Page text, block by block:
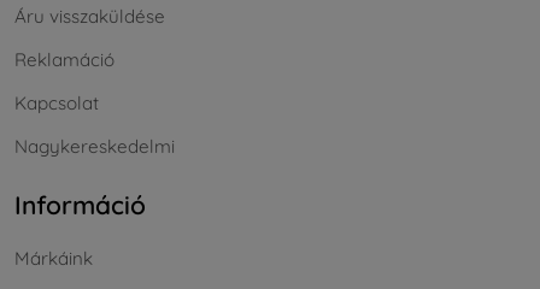
Áru visszaküldése
Reklamáció
Kapcsolat
Nagykereskedelmi
Információ
Márkáink